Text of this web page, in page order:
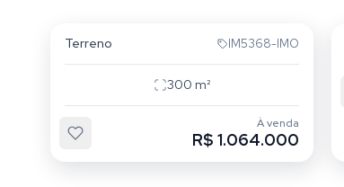
Terreno IM5368-IMO
300 m²
À venda
R$ 1.064.000